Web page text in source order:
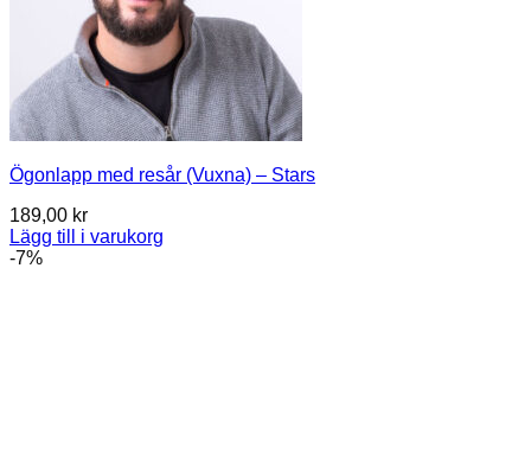
Ögonlapp med resår (Vuxna) – Stars
189,00 kr
Lägg till i varukorg
-7%